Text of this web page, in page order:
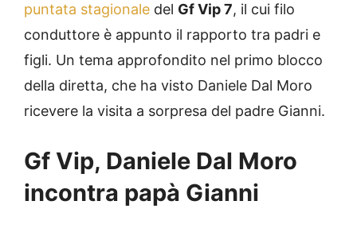
puntata stagionale del Gf Vip 7, il cui filo
conduttore è appunto il rapporto tra padri e
figli. Un tema approfondito nel primo blocco
della diretta, che ha visto Daniele Dal Moro
ricevere la visita a sorpresa del padre Gianni.
Gf Vip, Daniele Dal Moro
incontra papà Gianni